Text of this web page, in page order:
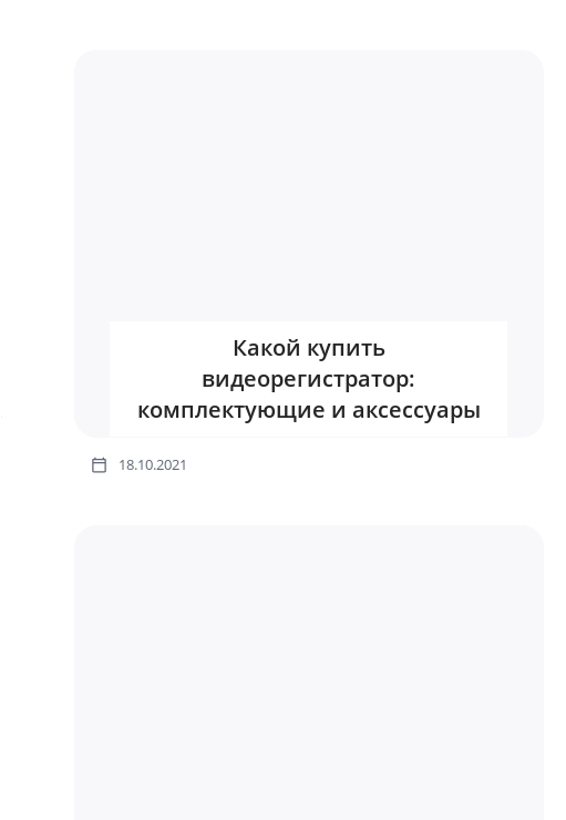
Какой купить
видеорегистратор:
комплектующие и аксессуары
18.10.2021